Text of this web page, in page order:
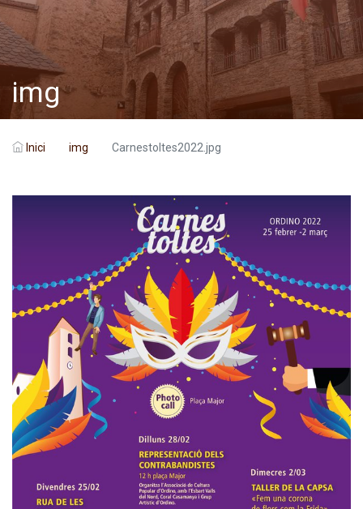
img
Inici img Carnestoltes2022.jpg